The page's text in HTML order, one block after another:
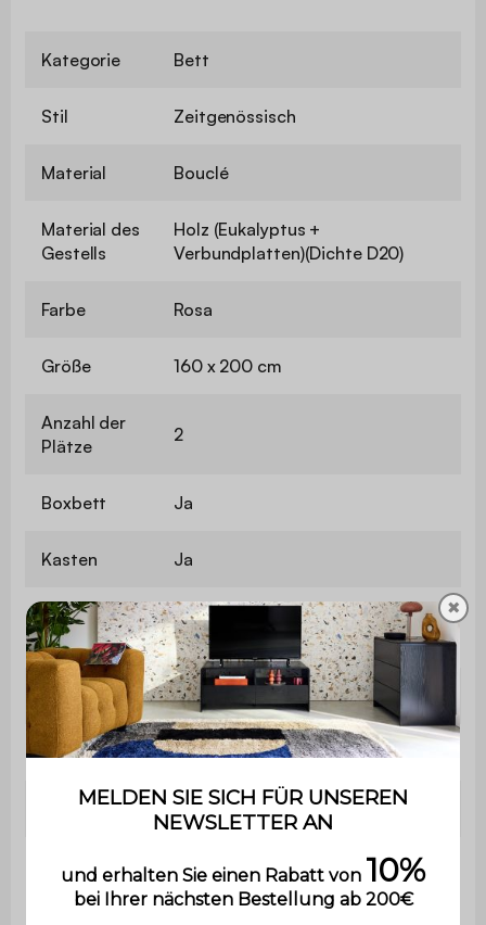
Kategorie Bett
Stil Zeitgenössisch
Material Bouclé
Material des
Gestells
Holz (Eukalyptus +
Verbundplatten)(Dichte D20)
Farbe Rosa
Größe 160 x 200 cm
Anzahl der
Plätze
2
Boxbett Ja
Kasten Ja
Anzahl der
Latten
26
Enthält Holz Ja
Verwendung Nur für den Privatgebrauch
Garantie 2 Jahre
Montage
Der Aufbau ist sehr einfach, eine
Bedienungsanleitung wird
mitgeliefert.
✖